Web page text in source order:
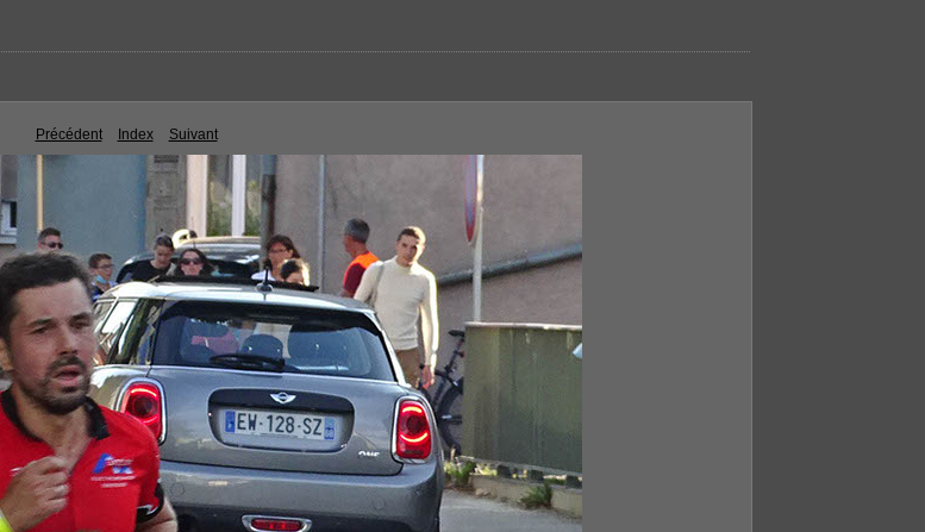
Précédent Index Suivant